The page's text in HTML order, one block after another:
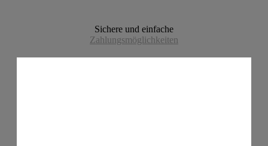
Sichere und einfache
Zahlungsmöglichkeiten